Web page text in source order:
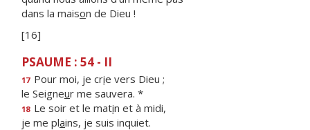
dans la maison de Dieu !
[16]
PSAUME : 54 - II
17 Pour moi, je crie vers Dieu ;
le Seigneur me sauvera. *
18 Le soir et le matin et à midi,
je me plains, je suis inquiet.